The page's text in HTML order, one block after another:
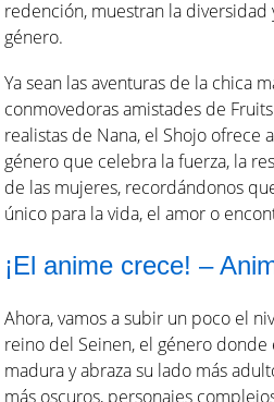
redención, muestran la
género.
Ya sean las aventuras de la chica
conmovedoras amistades de
realistas de Nana, el Shojo ofrece
género que celebra la fuerza, la
de las mujeres, recordándonos
único para la vida, el amor o
¡El anime crece! –
Ahora, vamos a subir un poco el
reino del Seinen, el género
madura y abraza su lado más
más oscuros, personajes